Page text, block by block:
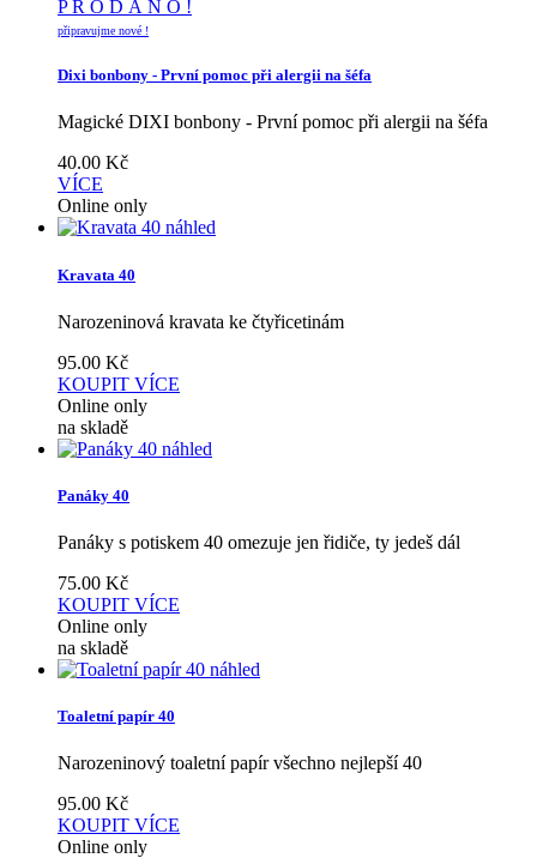
P R O D Á N O !
připravujme nové !
Dixi bonbony - První pomoc při alergii na šéfa
Magické DIXI bonbony - První pomoc při alergii na šéfa
40.00 Kč
VÍCE
Online only
náhled
Kravata 40
Narozeninová kravata ke čtyřicetinám
95.00 Kč
KOUPIT VÍCE
Online only
na skladě
náhled
Panáky 40
Panáky s potiskem 40 omezuje jen řidiče, ty jedeš dál
75.00 Kč
KOUPIT VÍCE
Online only
na skladě
náhled
Toaletní papír 40
Narozeninový toaletní papír všechno nejlepší 40
95.00 Kč
KOUPIT VÍCE
Online only